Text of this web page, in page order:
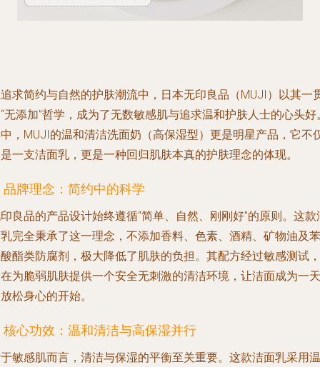
求简约与自然的护肤潮流中，日本无印良品（MUJI）以其一
无添加”哲学，成为了无数敏感肌与追求温和护肤人士的心头好
，MUJI的温和清洁洗面奶（高保湿型）更是明星产品，它不
一支洁面乳，更是一种回归肌肤本真的护肤理念的体现。
品牌理念：简约中的科学
良品的产品设计始终遵循“简单、自然、刚刚好”的原则。这款
完全秉承了这一理念，不添加香料、色素、酒精、矿物油及苯
酯类防腐剂，极大降低了肌肤的负担。其配方经过敏感测试，
为脆弱肌肤提供一个安全无刺激的清洁环境，让洁面成为一天
松身心的开始。
核心功效：温和清洁与高保湿并行
敏感肌而言，清洁与保湿的平衡至关重要。这款洁面乳采用温